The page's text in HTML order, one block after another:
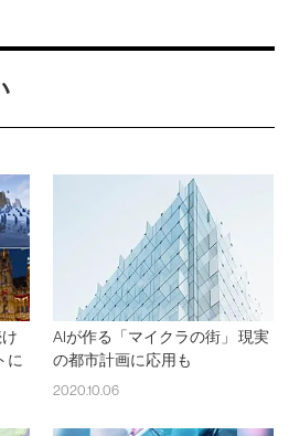
に
AIが作る「マイクラの街」 現実
の都市計画に応用も
2020.10.06